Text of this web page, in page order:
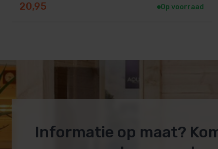
20,95 Op voorraad
Informatie op maat?